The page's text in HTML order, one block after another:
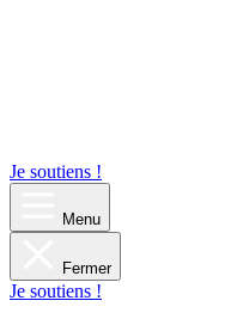
Je soutiens !
Menu
Fermer
Je soutiens !